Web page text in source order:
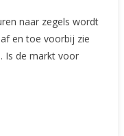
naar zegels wordt
en toe voorbij zie
Is de markt voor